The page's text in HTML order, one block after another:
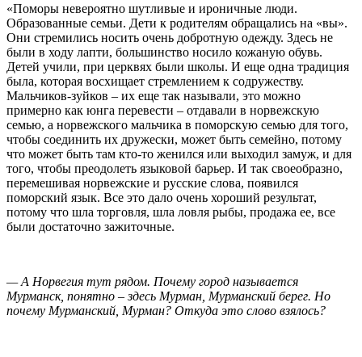
«Поморы невероятно шутливые и ироничные люди.
Образованные семьи. Дети к родителям обращались на «вы».
Они стремились носить очень добротную одежду. Здесь не
были в ходу лапти, большинство носило кожаную обувь.
Детей учили, при церквях были школы. И еще одна традиция
была, которая восхищает стремлением к содружеству.
Мальчиков-зуйков – их еще так называли, это можно
примерно как юнга перевести – отдавали в норвежскую
семью, а норвежского мальчика в поморскую семью для того,
чтобы соединить их дружески, может быть семейно, потому
что может быть там кто-то женился или выходил замуж, и для
того, чтобы преодолеть языковой барьер. И так своеобразно,
перемешивая норвежские и русские слова, появился
поморский язык. Все это дало очень хороший результат,
потому что шла торговля, шла ловля рыбы, продажа ее, все
были достаточно зажиточные.
— А Норвегия тут рядом. Почему город называется
Мурманск, понятно – здесь Мурман, Мурманский берег. Но
почему Мурманский, Мурман? Откуда это слово взялось?